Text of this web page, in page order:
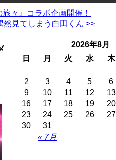
々』コラボ企画開催！
然見てしまう白田くん >>
2026年8月
日
月 火 水 木
« 7月
2
3 4 5 6
9
10 11 12 13
16
17 18 19 20
23
24 25 26 27
30
31